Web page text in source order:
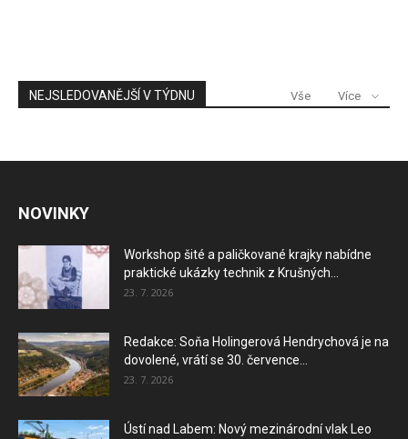
NEJSLEDOVANĚJŠÍ V TÝDNU Vše Více
NOVINKY
Workshop šité a paličkované krajky nabídne
praktické ukázky technik z Krušných...
23. 7. 2026
Redakce: Soňa Holingerová Hendrychová je na
dovolené, vrátí se 30. července...
23. 7. 2026
Ústí nad Labem: Nový mezinárodní vlak Leo